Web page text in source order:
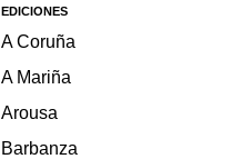
EDICIONES
A Coruña
A Mariña
Arousa
Barbanza